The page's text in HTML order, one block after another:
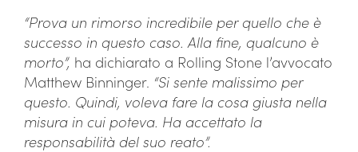
“Prova un rimorso incredibile per quello che è
successo in questo caso. Alla fine, qualcuno è
morto”, ha dichiarato a Rolling Stone l’avvocato
Matthew Binninger. “Si sente malissimo per
questo. Quindi, voleva fare la cosa giusta nella
misura in cui poteva. Ha accettato la
responsabilità del suo reato”.